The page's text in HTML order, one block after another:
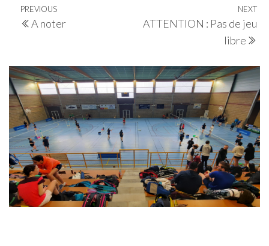
Navigation
de
Previous
Post
PREVIOUS
A noter
NEXT
ATTENTION : Pas de jeu
libre